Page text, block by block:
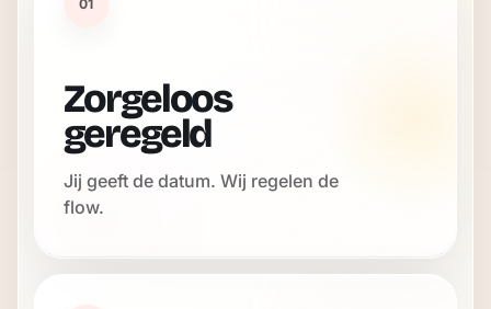
01
Zorgeloos
geregeld
Jij geeft de datum. Wij regelen de
flow.